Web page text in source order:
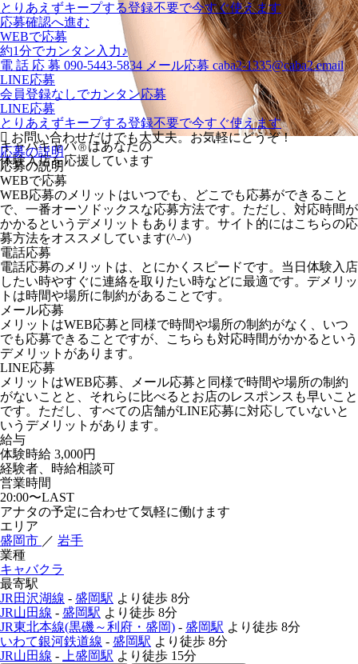
キャバキャバⓇ はあなたの
体験入店を応援しています
とりあえずキープする登録不要で今すぐ使えます
応募確認へ進む
WEBで応募
約1分でカンタン入力♪
電 話 応 募 090-5443-5834 メール応募 caba2-1335@caba2.email
LINE応募
会員登録なしでカンタン応募
LINE応募
とりあえずキープする登録不要で今すぐ使えます
お問い合わせだけでも大丈夫。お気軽にどうぞ！
応募の説明
応募の説明
WEBで応募
WEB応募のメリットはいつでも、どこでも応募ができること
で、一番オーソドックスな応募方法です。ただし、対応時間が
かかるというデメリットもあります。サイト的にはこちらの応
募方法をオススメしています(^-^)
電話応募
電話応募のメリットは、とにかくスピードです。当日体験入店
したい時やすぐに連絡を取りたい時などに最適です。デメリッ
トは時間や場所に制約があることです。
メール応募
メリットはWEB応募と同様で時間や場所の制約がなく、いつ
でも応募できることですが、こちらも対応時間がかかるという
デメリットがあります。
LINE応募
メリットはWEB応募、メール応募と同様で時間や場所の制約
がないことと、それらに比べるとお店のレスポンスも早いこと
です。ただし、すべての店舗がLINE応募に対応していないと
いうデメリットがあります。
給与
体験時給 3,000円
経験者、時給相談可
営業時間
20:00〜LAST
アナタの予定に合わせて気軽に働けます
エリア
盛岡市 ／ 岩手
業種
キャバクラ
最寄駅
JR田沢湖線 - 盛岡駅 より徒歩 8分
JR山田線 - 盛岡駅 より徒歩 8分
JR東北本線(黒磯～利府・盛岡) - 盛岡駅 より徒歩 8分
いわて銀河鉄道線 - 盛岡駅 より徒歩 8分
JR山田線 - 上盛岡駅 より徒歩 15分